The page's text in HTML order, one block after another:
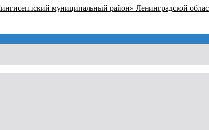
муниципальный район» Ленинградской